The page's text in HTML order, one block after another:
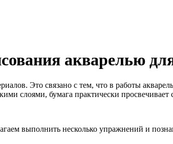
акварелью
Это связано с тем, что в работы
слоями, бумага практически просвечивает
выполнить несколько упражнений и